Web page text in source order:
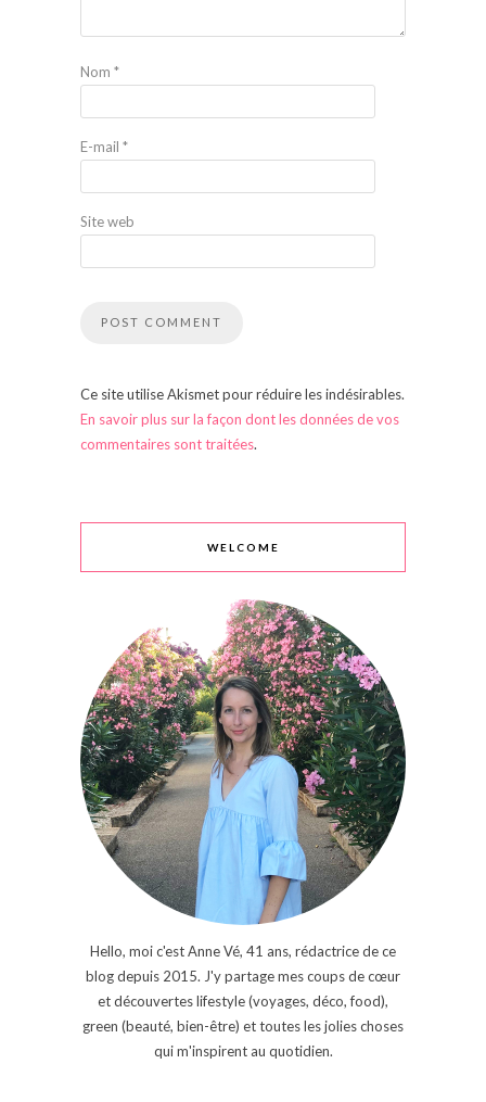
Nom *
E-mail *
Site web
Ce site utilise Akismet pour réduire les indésirables.
En savoir plus sur la façon dont les données de vos
commentaires sont traitées.
WELCOME
Hello, moi c'est Anne Vé, 41 ans, rédactrice de ce
blog depuis 2015. J'y partage mes coups de cœur
et découvertes lifestyle (voyages, déco, food),
green (beauté, bien-être) et toutes les jolies choses
qui m'inspirent au quotidien.